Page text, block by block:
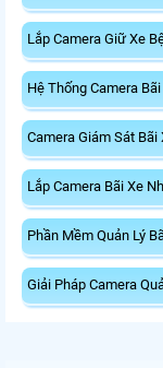
Lắp Camera Giữ Xe
Hệ Thống Camera
Camera Giám Sát Bãi
Lắp Camera Bãi Xe
Phần Mềm Quản Lý
Giải Pháp Camera